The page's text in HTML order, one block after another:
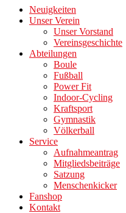
Neuigkeiten
Unser Verein
Unser Vorstand
Vereinsgeschichte
Abteilungen
Boule
Fußball
Power Fit
Indoor-Cycling
Kraftsport
Gymnastik
Völkerball
Service
Aufnahmeantrag
Mitgliedsbeiträge
Satzung
Menschenkicker
Fanshop
Kontakt